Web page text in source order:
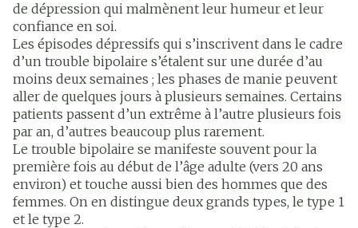
de dépression qui malmènent leur humeur et leur
confiance en soi.
Les épisodes dépressifs qui s’inscrivent dans le cadre
d’un trouble bipolaire s’étalent sur une durée d’au
moins deux semaines ; les phases de manie peuvent
aller de quelques jours à plusieurs semaines. Certains
patients passent d’un extrême à l’autre plusieurs fois
par an, d’autres beaucoup plus rarement.
Le trouble bipolaire se manifeste souvent pour la
première fois au début de l’âge adulte (vers 20 ans
environ) et touche aussi bien des hommes que des
femmes. On en distingue deux grands types, le type 1
et le type 2.